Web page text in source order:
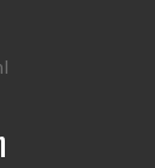
dakraam
buitenspiegels